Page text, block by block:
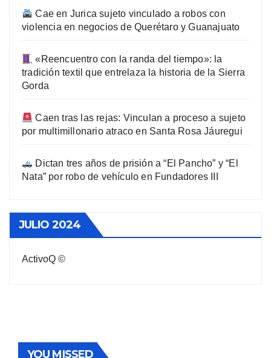
Cae en Jurica sujeto vinculado a robos con
violencia en negocios de Querétaro y Guanajuato
«Reencuentro con la randa del tiempo»: la
tradición textil que entrelaza la historia de la Sierra
Gorda
Caen tras las rejas: Vinculan a proceso a sujeto
por multimillonario atraco en Santa Rosa Jáuregui
Dictan tres años de prisión a “El Pancho” y “El
Nata” por robo de vehículo en Fundadores III
JULIO 2024
ActivoQ ©
YOU MISSED